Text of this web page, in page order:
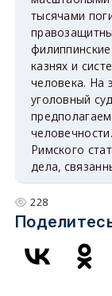
тысячами
казнях и
человека.
уголовный
Римского
дела,
228